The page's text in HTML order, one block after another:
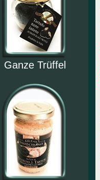
Ganze Trüffel